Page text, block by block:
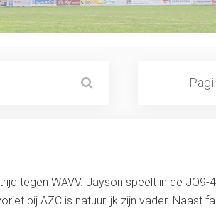
tegen WAVV. Jayson speelt in de JO9-
bij AZC is natuurlijk zijn vader. Naast